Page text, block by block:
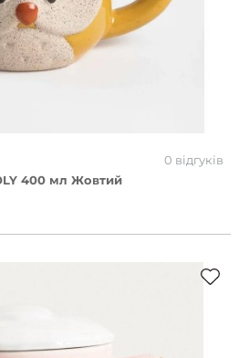
0 відгуків
400 мл Жовтий